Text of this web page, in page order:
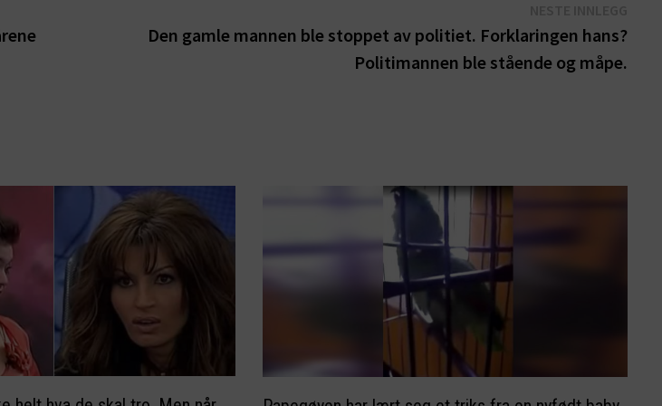
Den gamle mannen ble stoppet av politiet. Forklaringen hans?
Politimannen ble stående og måpe.